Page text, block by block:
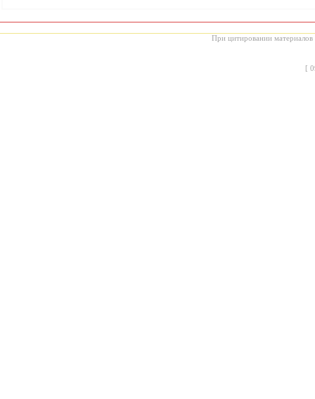
При цитировании материалов
[